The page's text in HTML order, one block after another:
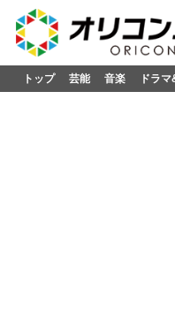
トップ 芸能 音楽 ドラ